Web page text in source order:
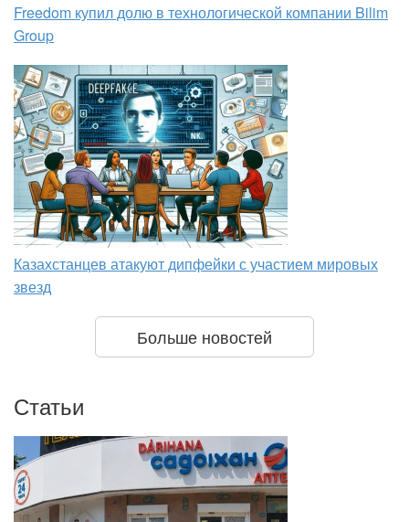
Freedom купил долю в технологической компании Bilim
Group
Казахстанцев атакуют дипфейки с участием мировых
звезд
Больше новостей
Статьи